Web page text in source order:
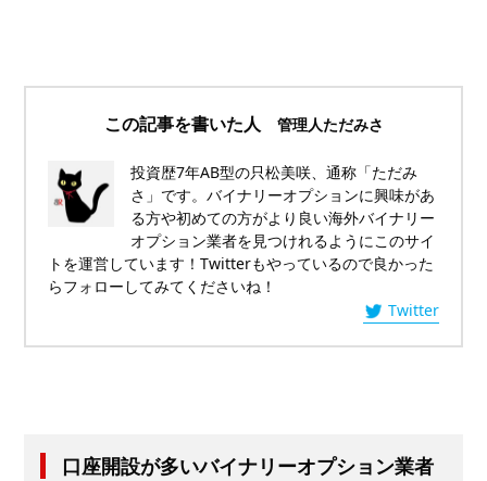
この記事を書いた人 管理人ただみさ
投資歴7年AB型の只松美咲、通称「ただみ
さ」です。バイナリーオプションに興味があ
る方や初めての方がより良い海外バイナリー
オプション業者を見つけれるようにこのサイ
トを運営しています！Twitterもやっているので良かった
らフォローしてみてくださいね！
Twitter
口座開設が多いバイナリーオプション業者